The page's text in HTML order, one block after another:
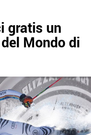
gratis un
Mondo di